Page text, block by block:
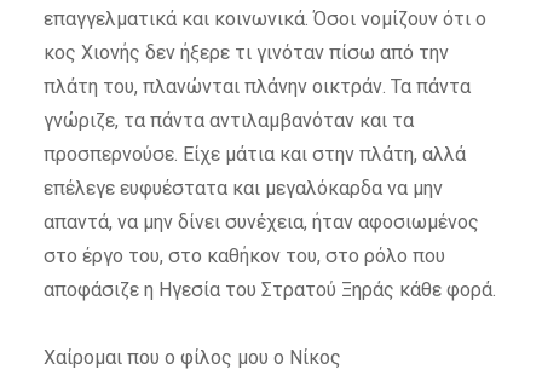
επαγγελματικά και κοινωνικά. Όσοι νομίζουν ότι ο
κος Χιονής δεν ήξερε τι γινόταν πίσω από την
πλάτη του, πλανώνται πλάνην οικτράν. Τα πάντα
γνώριζε, τα πάντα αντιλαμβανόταν και τα
προσπερνούσε. Είχε μάτια και στην πλάτη, αλλά
επέλεγε ευφυέστατα και μεγαλόκαρδα να μην
απαντά, να μην δίνει συνέχεια, ήταν αφοσιωμένος
στο έργο του, στο καθήκον του, στο ρόλο που
αποφάσιζε η Ηγεσία του Στρατού Ξηράς κάθε φορά.
Χαίρομαι που ο φίλος μου ο Νίκος